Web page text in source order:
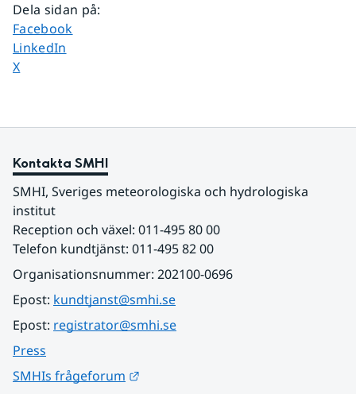
Dela sidan på:
Dela sidan på
Facebook
Dela sidan på
LinkedIn
Dela sidan på
X
Kontakta SMHI
SMHI, Sveriges meteorologiska och hydrologiska
institut
Reception och växel: 011-495 80 00
Telefon kundtjänst: 011-495 82 00
Organisationsnummer: 202100-0696
Epost: kundtjanst@smhi.se
Epost: registrator@smhi.se
Press
SMHIs frågeforum